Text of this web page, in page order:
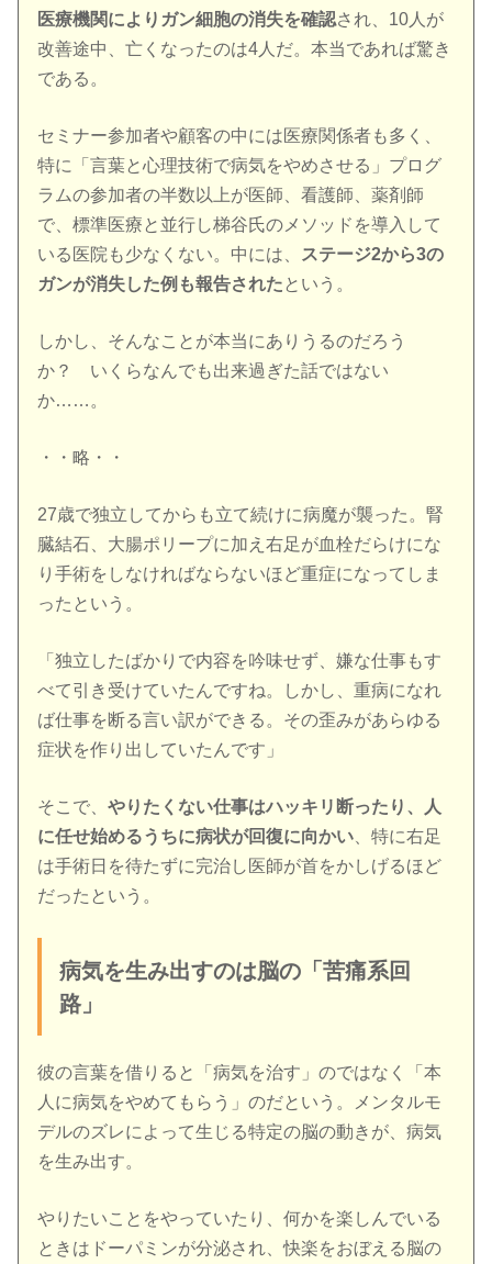
医療機関によりガン細胞の消失を確認され、10人が
改善途中、亡くなったのは4人だ。本当であれば驚き
である。
セミナー参加者や顧客の中には医療関係者も多く、
特に「言葉と心理技術で病気をやめさせる」プログ
ラムの参加者の半数以上が医師、看護師、薬剤師
で、標準医療と並行し梯谷氏のメソッドを導入して
いる医院も少なくない。中には、
ステージ2から3の
ガンが消失した例も報告された という。
しかし、そんなことが本当にありうるのだろう
か？ いくらなんでも出来過ぎた話ではない
か……。
・・略・・
27歳で独立してからも立て続けに病魔が襲った。腎
臓結石、大腸ポリープに加え右足が血栓だらけにな
り手術をしなければならないほど重症になってしま
ったという。
「独立したばかりで内容を吟味せず、嫌な仕事もす
べて引き受けていたんですね。しかし、重病になれ
ば仕事を断る言い訳ができる。その歪みがあらゆる
症状を作り出していたんです」
そこで、やりたくない仕事はハッキリ断ったり、人
に任せ始めるうちに病状が回復に向かい 、特に右足
は手術日を待たずに完治し医師が首をかしげるほど
だったという。
病気を生み出すのは脳の「苦痛系回
路」
彼の言葉を借りると「病気を治す」のではなく「本
人に病気をやめてもらう」のだという。メンタルモ
デルのズレによって生じる特定の脳の動きが、病気
を生み出す。
やりたいことをやっていたり、何かを楽しんでいる
ときはドーパミンが分泌され、快楽をおぼえる脳の